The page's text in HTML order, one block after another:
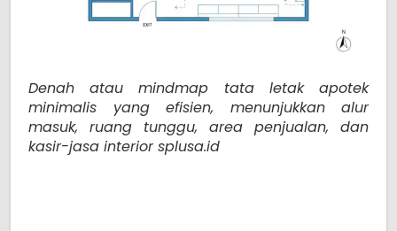
Denah atau mindmap tata letak apotek
minimalis yang efisien, menunjukkan alur
masuk, ruang tunggu, area penjualan, dan
kasir-jasa interior splusa.id